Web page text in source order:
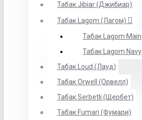
Табак Jibiar (Джибиар)
Табак Lagom (Лагом)
Табак Lagom Main
Табак Lagom Navy
Табак Loud (Лауд)
Табак Orwell (Орвелл)
Табак Serbetli (Щербет)
Табак Fumari (Фумари)